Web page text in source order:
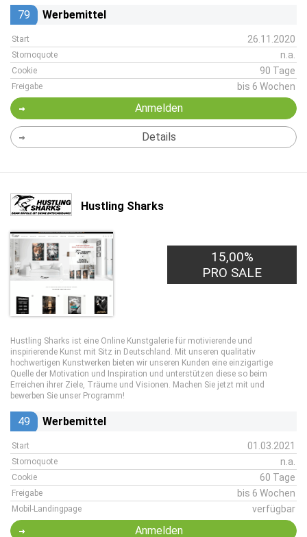
79 Werbemittel
Start 26.11.2020
Stornoquote n.a.
Cookie 90 Tage
Freigabe bis 6 Wochen
Anmelden
Details
Hustling Sharks
15,00%
PRO SALE
Hustling Sharks ist eine Online Kunstgalerie für motivierende und
inspirierende Kunst mit Sitz in Deutschland. Mit unseren qualitativ
hochwertigen Kunstwerken bieten wir unseren Kunden eine einzigartige
Quelle der Motivation und Inspiration und unterstützen diese so beim
Erreichen ihrer Ziele, Träume und Visionen. Machen Sie jetzt mit und
bewerben Sie unser Programm!
49 Werbemittel
Start 01.03.2021
Stornoquote n.a.
Cookie 60 Tage
Freigabe bis 6 Wochen
Mobil-Landingpage verfügbar
Anmelden